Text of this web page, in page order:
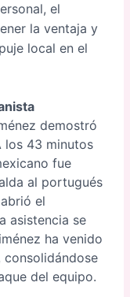
el
la ventaja y
local en el
demostró
los 43 minutos
fue
al portugués
el
asistencia se
ha venido
consolidándose
del equipo.